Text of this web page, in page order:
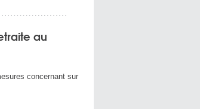
au
concernant sur